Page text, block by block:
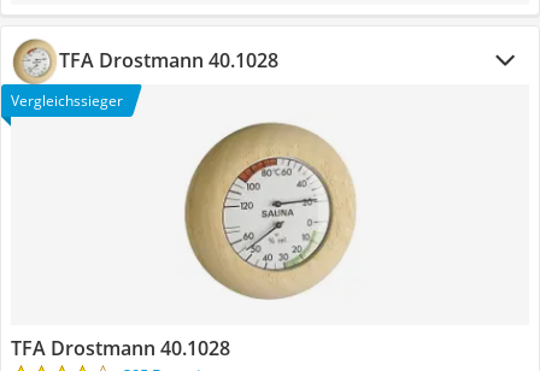
TFA Drostmann 40.1028
Vergleichssieger
TFA Drostmann 40.1028